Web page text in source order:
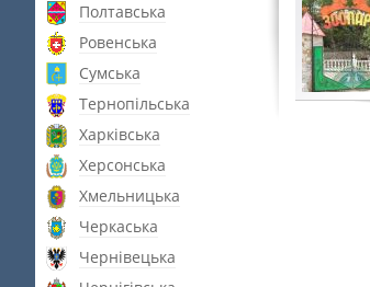
Полтавська
Ровенська
Сумська
Тернопільська
Харківська
Херсонська
Хмельницька
Черкаська
Чернівецька